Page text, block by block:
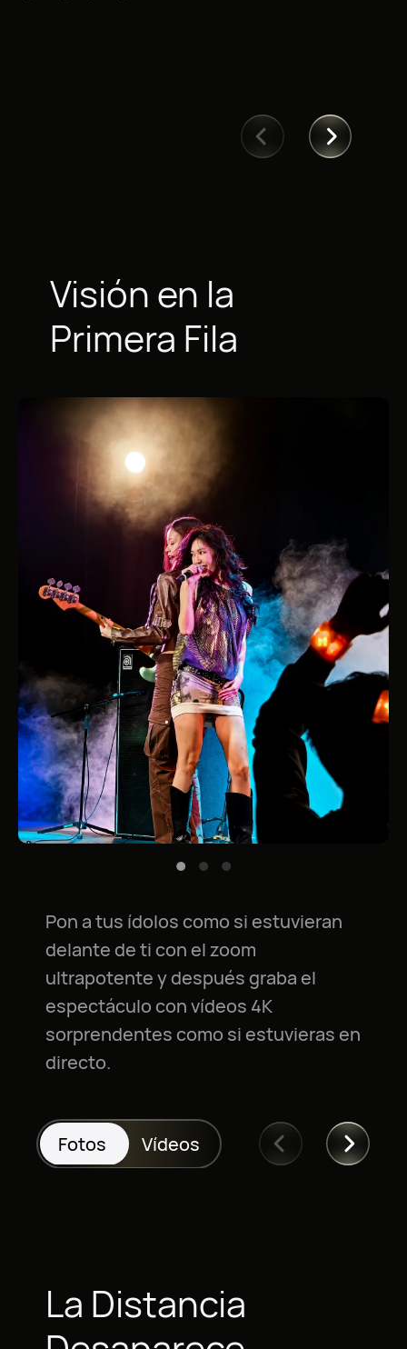
Visión en la
Primera Fila
Pon a tus ídolos como si estuvieran
delante de ti con el zoom
ultrapotente y después graba el
espectáculo con vídeos 4K
sorprendentes como si estuvieras en
directo.
Fotos Vídeos
La Distancia